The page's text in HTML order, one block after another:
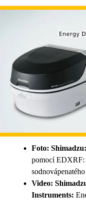
Foto: Shimadzu:
pomocí
Video:
Instruments: